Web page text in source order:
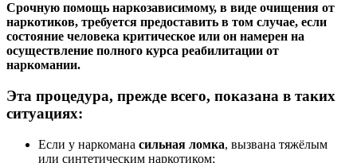
Срочную помощь наркозависимому, в виде очищения от
наркотиков, требуется предоставить в том случае, если
состояние человека критическое или он намерен на
осуществление полного курса реабилитации от
наркомании.
Эта процедура, прежде всего, показана в таких
ситуациях:
Если у наркомана сильная ломка, вызвана тяжёлым
или синтетическим наркотиком;